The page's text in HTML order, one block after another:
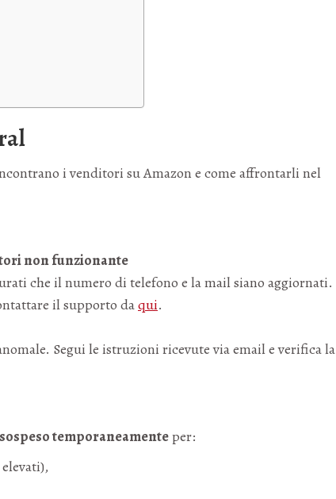
i venditori su Amazon e come affrontarli nel
non funzionante
che il numero di telefono e la mail siano aggiornati.
il supporto daqui.
Segui le istruzioni ricevute via email e verifica la
sospeso temporaneamenteper: